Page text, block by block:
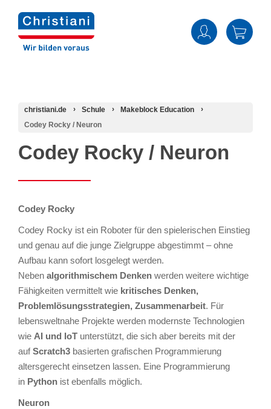
christiani.de Schule
Makeblock Education
Codey Rocky / Neuron
Codey Rocky / Neuron
Codey Rocky
Codey Rocky ist ein Roboter für den spielerischen Einstieg
und genau auf die junge Zielgruppe abgestimmt – ohne
Aufbau kann sofort losgelegt werden.
Neben algorithmischem Denkenwerden weitere wichtige
Fähigkeiten vermittelt wie kritisches Denken,
Problemlösungsstrategien, Zusammenarbeit. Für
lebensweltnahe Projekte werden modernste Technologien
wie AI und IoTunterstützt, die sich aber bereits mit der
aufScratch3basierten grafischen Programmierung
altersgerecht einsetzen lassen. Eine Programmierung
in Pythonist ebenfalls möglich.
Neuron